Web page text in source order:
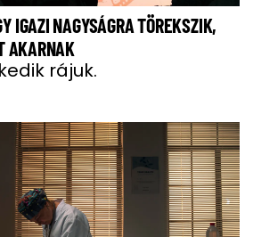
IGAZI NAGYSÁGRA TÖREKSZIK,
AKARNAK
rájuk.